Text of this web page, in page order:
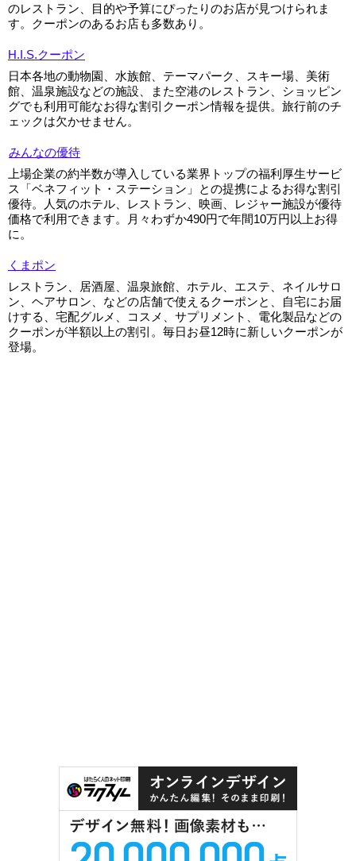
のレストラン、目的や予算にぴったりのお店が見つけられま
す。クーポンのあるお店も多数あり。
H.I.S.クーポン
日本各地の動物園、水族館、テーマパーク、スキー場、美術
館、温泉施設などの施設、また空港のレストラン、ショッピン
グでも利用可能なお得な割引クーポン情報を提供。旅行前のチ
ェックは欠かせません。
みんなの優待
上場企業の約半数が導入している業界トップの福利厚生サービ
ス「ベネフィット・ステーション」との提携によるお得な割引
優待。人気のホテル、レストラン、映画、レジャー施設が優待
価格で利用できます。月々わずか490円で年間10万円以上お得
に。
くまポン
レストラン、居酒屋、温泉旅館、ホテル、エステ、ネイルサロ
ン、ヘアサロン、などの店舗で使えるクーポンと、自宅にお届
けする、宅配グルメ、コスメ、サプリメント、電化製品などの
クーポンが半額以上の割引。毎日お昼12時に新しいクーポンが
登場。